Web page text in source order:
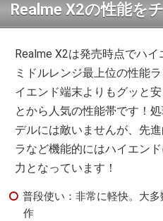
Realme X2の性能を
Realme X2は発売時点でハ
ミドルレンジ最上位の性能
イエンド端末よりもグッと
とから人気の性能帯です！
デルには敵いませんが、先
ラなど機能的にはハイエン
力となっています！
普段使い：非常に軽快。大
作